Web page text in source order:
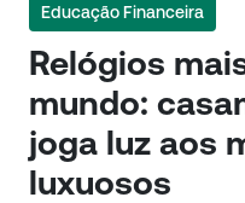
Educação Financeira
Relógios
mundo:
joga luz aos
luxuosos